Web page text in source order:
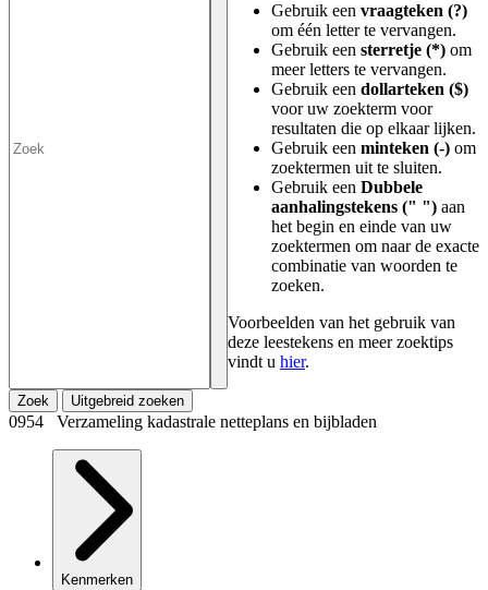
Gebruik een vraagteken (?)
om één letter te vervangen.
Gebruik een sterretje (*) om
meer letters te vervangen.
Gebruik een dollarteken ($)
voor uw zoekterm voor
resultaten die op elkaar lijken.
Gebruik een minteken (-) om
zoektermen uit te sluiten.
Gebruik een Dubbele
aanhalingstekens (" ") aan
het begin en einde van uw
zoektermen om naar de exacte
combinatie van woorden te
zoeken.
Voorbeelden van het gebruik van
deze leestekens en meer zoektips
vindt u hier.
Zoek Uitgebreid zoeken
0954 Verzameling kadastrale netteplans en bijbladen
Kenmerken